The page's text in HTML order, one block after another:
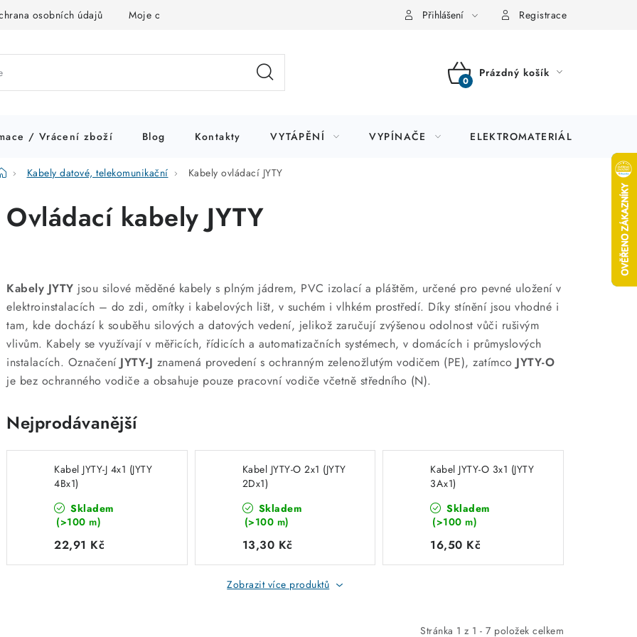
osobních údajů Moje objednávka Přihlášení Registrace
NÁKUPNÍ
Prázdný košík
/ Vrácení zboží Blog Kontakty VYTÁPĚNÍ VYPÍNAČE ELEKTROMATERIÁL
DomůKabely datové, telekomunikační Kabely ovládací JYTY
Ovládací kabely JYTY
Kabely JYTY jsou silové měděné kabely s plným jádrem, PVC izolací a pláštěm, určené pro pevné uložení v
elektroinstalacích – do zdi, omítky i kabelových lišt, v suchém i vlhkém prostředí. Díky stínění jsou vhodné i
tam, kde dochází k souběhu silových a datových vedení, jelikož zaručují zvýšenou odolnost vůči rušivým
vlivům. Kabely se využívají v měřicích, řídicích a automatizačních systémech, v domácích i průmyslových
instalacích. Označení JYTY-J znamená provedení s ochranným zelenožlutým vodičem (PE), zatímco JYTY-O
je bez ochranného vodiče a obsahuje pouze pracovní vodiče včetně středního (N).
Nejprodávanější
Kabel JYTY-J 4x1 (JYTY
4Bx1)
Skladem
(>100 m)
22,91 Kč
Kabel JYTY-O 2x1 (JYTY
2Dx1)
Skladem
(>100 m)
13,30 Kč
Kabel JYTY-O 3x1 (JYTY
3Ax1)
Skladem
(>100 m)
16,50 Kč
Zobrazit více produktů
Stránka 1 z 1 - 7 položek celkem